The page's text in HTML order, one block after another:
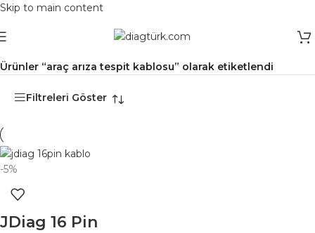
Skip to main content
Ürünler “araç arıza tespit kablosu” olarak etiketlendi
Filtreleri Göster
-5%
JDiag 16 Pin